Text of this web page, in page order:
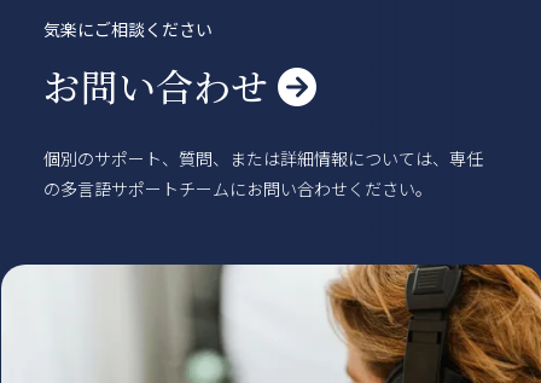
気楽にご相談ください
お問い合わせ 
個別のサポート、質問、または詳細情報については、専任
の多言語サポートチームにお問い合わせください。